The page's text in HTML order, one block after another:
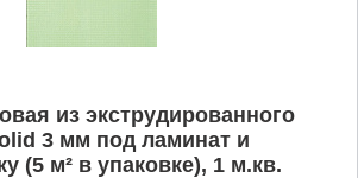
из экструдированного
3 мм под ламинат и
(5 м² в упаковке), 1 м.кв.